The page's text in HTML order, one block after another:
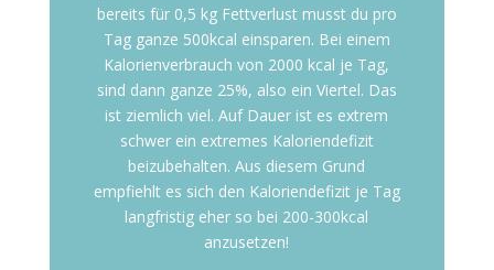
bereits für 0,5 kg Fettverlust musst du pro
Tag ganze 500kcal einsparen. Bei einem
Kalorienverbrauch von 2000 kcal je Tag,
sind dann ganze 25%, also ein Viertel. Das
ist ziemlich viel. Auf Dauer ist es extrem
schwer ein extremes Kaloriendefizit
beizubehalten. Aus diesem Grund
empfiehlt es sich den Kaloriendefizit je Tag
langfristig eher so bei 200-300kcal
anzusetzen!